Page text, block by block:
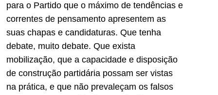
para o Partido que o máximo de tendências e
correntes de pensamento apresentem as
suas chapas e candidaturas. Que tenha
debate, muito debate. Que exista
mobilização, que a capacidade e disposição
de construção partidária possam ser vistas
na prática, e que não prevaleçam os falsos